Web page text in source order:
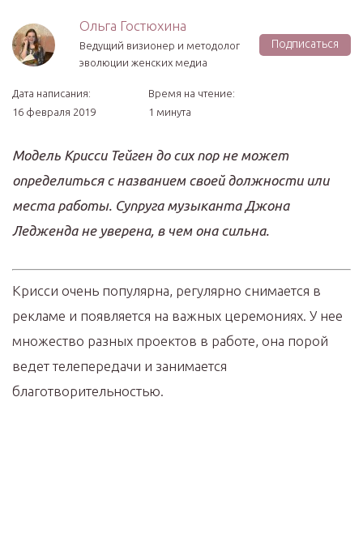
Ольга Гостюхина
Ведущий визионер и методолог
эволюции женских медиа
Подписаться
Дата написания:
16 февраля 2019
Время на чтение:
1 минута
Модель Крисси Тейген до сих пор не может
определиться с названием своей должности или
места работы. Супруга музыканта Джона
Ледженда не уверена, в чем она сильна.
Крисси очень популярна, регулярно снимается в
рекламе и появляется на важных церемониях. У нее
множество разных проектов в работе, она порой
ведет телепередачи и занимается
благотворительностью.